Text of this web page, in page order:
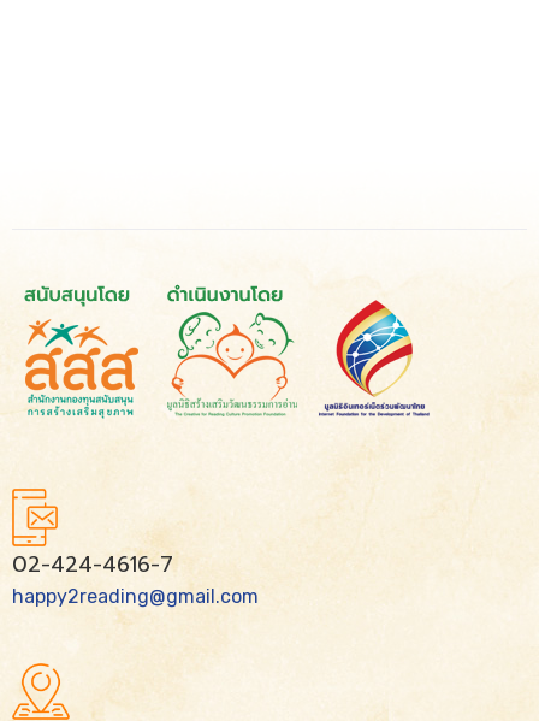
02-424-4616-7
happy2reading@gmail.com